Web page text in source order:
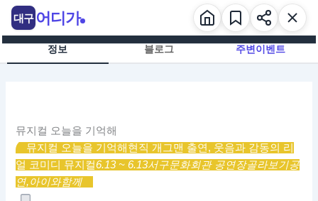
츠
정보 블로그 주변이벤트
뮤지컬 오늘을 기억해
뮤지컬 오늘을 기억해 현직 개그맨 출연, 웃음과 감동의 리
얼 코미디 뮤지컬6.13 ~ 6.13서구문화회관 공연장골라보기공
연,아이와함께
대구 어디가